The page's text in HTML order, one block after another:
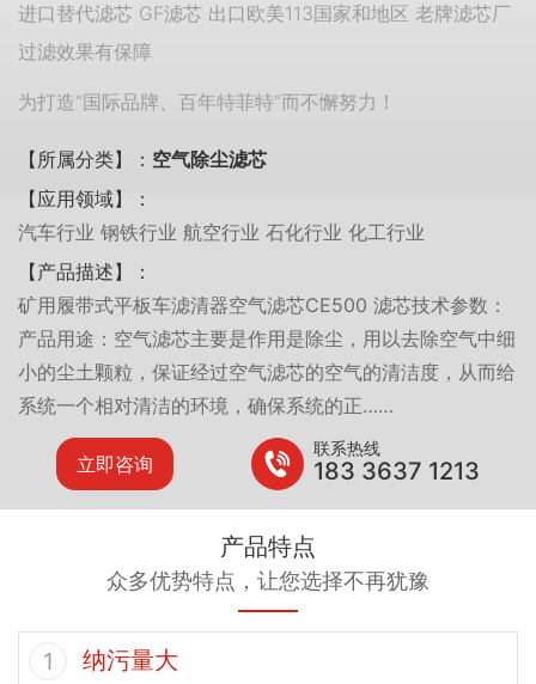
进口替代滤芯 GF滤芯 出口欧美113国家和地区 老牌滤芯厂
过滤效果有保障
为打造“国际品牌、百年特菲特”而不懈努力！
【所属分类】： 空气除尘滤芯
【应用领域】：
汽车行业 钢铁行业 航空行业 石化行业 化工行业
【产品描述】：
矿用履带式平板车滤清器空气滤芯CE500 滤芯技术参数：
产品用途：空气滤芯主要是作用是除尘，用以去除空气中细
小的尘土颗粒，保证经过空气滤芯的空气的清洁度，从而给
系统一个相对清洁的环境，确保系统的正……
立即咨询
联系热线
183 3637 1213
产品特点
众多优势特点，让您选择不再犹豫
1 纳污量大